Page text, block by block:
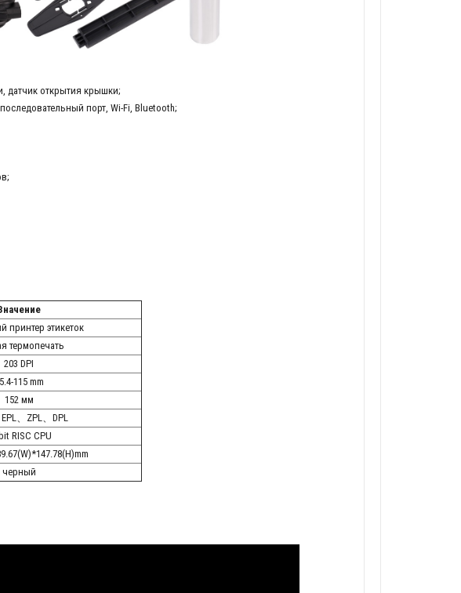
датчик открытия крышки;
порт, Wi-Fi, Bluetooth;
принтер этикеток
термопечать
203 DPI
115 mm
152 мм
、ZPL、DPL
RISC CPU
черный